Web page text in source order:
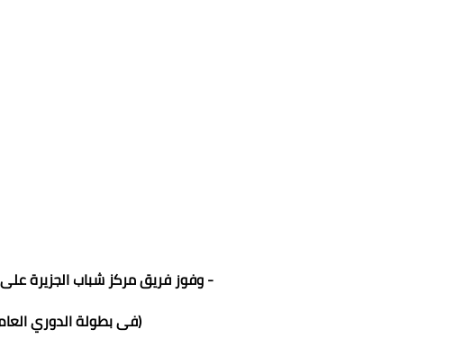
- وفوز فريق مركز شباب الجزيرة على
(فى بطولة الدوري